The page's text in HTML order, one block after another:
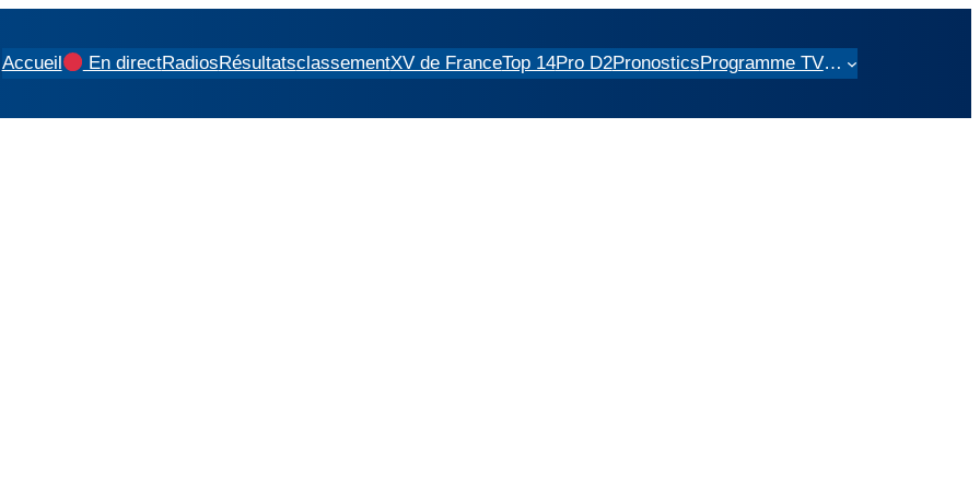
Accueil En directRadiosRésultatsclassementXV de FranceTop 14Pro D2PronosticsProgramme TV…